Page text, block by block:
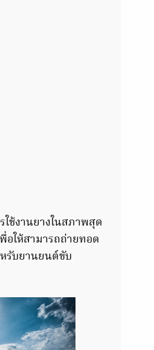
ช้งานยางในสภาพสุด
อให้สามารถถ่ายทอด
หรับยานยนต์ขับ